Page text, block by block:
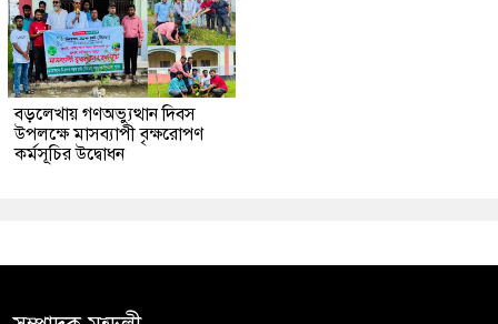
বড়লেখায় গণঅভ্যুত্থান দিবস
উপলক্ষে মাসব্যাপী বৃক্ষরোপণ
কর্মসূচির উদ্বোধন